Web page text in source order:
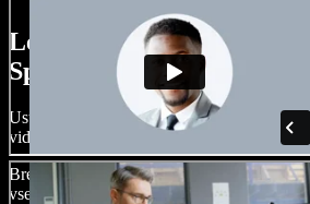
Le nekaj primerov, kaj
Speechify Studio.
Ustvarjajte govorne posnetke, dodajajte
videe, klonirajte svoj glas in pripravite
Brez učenja in kar iz brskalnika ustvarjalci
vse ideje.